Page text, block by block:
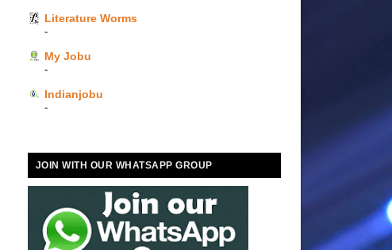
Literature Worms
-
My Jobu
-
Indianjobu
-
JOIN WITH OUR WHATSAPP GROUP